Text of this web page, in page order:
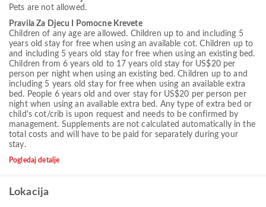
Pets are not allowed.
Pravila Za Djecu I Pomocne Krevete
Children of any age are allowed. Children up to and including 5
years old stay for free when using an available cot. Children up to
and including 5 years old stay for free when using an existing bed.
Children from 6 years old to 17 years old stay for US$20 per
person per night when using an existing bed. Children up to and
including 5 years old stay for free when using an available extra
bed. People 6 years old and over stay for US$20 per person per
night when using an available extra bed. Any type of extra bed or
child's cot/crib is upon request and needs to be confirmed by
management. Supplements are not calculated automatically in the
total costs and will have to be paid for separately during your
stay.
Pogledaj detalje
Lokacija